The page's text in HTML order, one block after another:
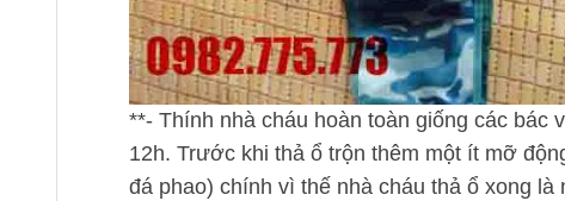
**- Thính nhà cháu hoàn toàn giống các bác
12h. Trước khi thả ổ trộn thêm một ít mỡ
đá phao) chính vì thế nhà cháu thả ổ xong là